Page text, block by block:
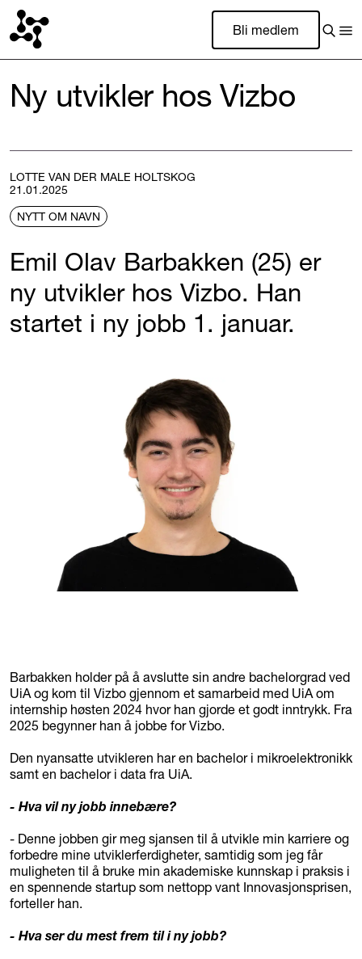
Bli medlem
Ny utvikler hos Vizbo
LOTTE VAN DER MALE HOLTSKOG
21.01.2025
NYTT OM NAVN
Emil Olav Barbakken (25) er
ny utvikler hos Vizbo. Han
startet i ny jobb 1. januar.
Barbakken holder på å avslutte sin andre bachelorgrad ved
UiA og kom til Vizbo gjennom et samarbeid med UiA om
internship høsten 2024 hvor han gjorde et godt inntrykk. Fra
2025 begynner han å jobbe for Vizbo.
Den nyansatte utvikleren har en bachelor i mikroelektronikk
samt en bachelor i data fra UiA.
- Hva vil ny jobb innebære?
- Denne jobben gir meg sjansen til å utvikle min karriere og
forbedre mine utviklerferdigheter, samtidig som jeg får
muligheten til å bruke min akademiske kunnskap i praksis i
en spennende startup som nettopp vant Innovasjonsprisen,
forteller han.
- Hva ser du mest frem til i ny jobb?